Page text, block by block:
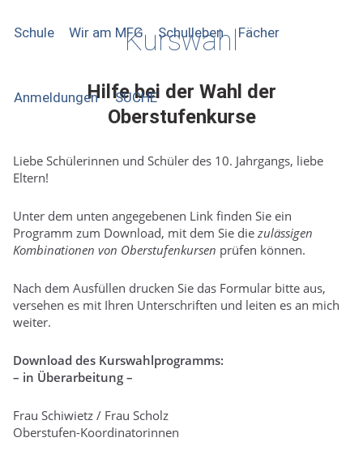
Schule Wir am MFG Schulleben Fächer
Anmeldungen SUCHE
Kurswahl
Hilfe bei der Wahl der
Oberstufenkurse
Liebe Schülerinnen und Schüler des 10. Jahrgangs, liebe
Eltern!
Unter dem unten angegebenen Link finden Sie ein
Programm zum Download, mit dem Sie die zulässigen
Kombinationen von Oberstufenkursen prüfen können.
Nach dem Ausfüllen drucken Sie das Formular bitte aus,
versehen es mit Ihren Unterschriften und leiten es an mich
weiter.
Download des Kurswahlprogramms:
– in Überarbeitung –
Frau Schiwietz / Frau Scholz
Oberstufen-Koordinatorinnen